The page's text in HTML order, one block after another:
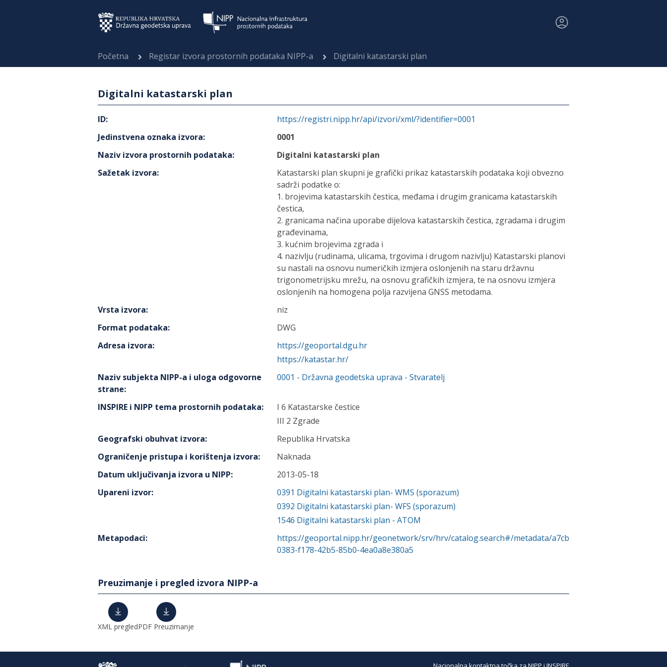
Početna Registar izvora prostornih podataka NIPP-a Digitalni katastarski plan
Digitalni katastarski plan
ID:
https://registri.nipp.hr/api/izvori/xml/?identifier=0001
Jedinstvena oznaka izvora:
0001
Naziv izvora prostornih podataka:
Digitalni katastarski plan
Sažetak izvora:
Katastarski plan skupni je grafički prikaz katastarskih podataka koji obvezno
sadrži podatke o:
1. brojevima katastarskih čestica, međama i drugim granicama katastarskih
čestica,
2. granicama načina uporabe dijelova katastarskih čestica, zgradama i drugim
građevinama,
3. kućnim brojevima zgrada i
4. nazivlju (rudinama, ulicama, trgovima i drugom nazivlju) Katastarski planovi
su nastali na osnovu numeričkih izmjera oslonjenih na staru državnu
trigonometrijsku mrežu, na osnovu grafičkih izmjera, te na osnovu izmjera
oslonjenih na homogena polja razvijena GNSS metodama.
Vrsta izvora:
niz
Format podataka:
DWG
Adresa izvora:
https://geoportal.dgu.hr
https://katastar.hr/
Naziv subjekta NIPP-a i uloga odgovorne
strane:
0001 - Državna geodetska uprava - Stvaratelj
INSPIRE i NIPP tema prostornih podataka:
I 6 Katastarske čestice
III 2 Zgrade
Geografski obuhvat izvora:
Republika Hrvatska
Ograničenje pristupa i korištenja izvora:
Naknada
Datum uključivanja izvora u NIPP:
2013-05-18
Upareni izvor: 0391 Digitalni katastarski plan- WMS (sporazum)
0392 Digitalni katastarski plan- WFS (sporazum)
1546 Digitalni katastarski plan - ATOM
Metapodaci:
https://geoportal.nipp.hr/geonetwork/srv/hrv/catalog.search#/metadata/a7cb
0383-f178-42b5-85b0-4ea0a8e380a5
Preuzimanje i pregled izvora NIPP-a
XML pregledPDF Preuzimanje